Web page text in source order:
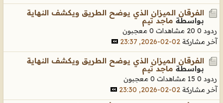
الفرقان الميزان الذي يوضح الطريق ويكشف النهاية
بواسطة ماجد تيم
ردود 0 20 مشاهدات
0 معجبون
آخر مشاركة 02-02-2026, 23:37
الفرقان الميزان الذي يوضح الطريق ويكشف النهاية
بواسطة ماجد تيم
ردود 0 15 مشاهدات
0 معجبون
آخر مشاركة 02-02-2026, 23:30